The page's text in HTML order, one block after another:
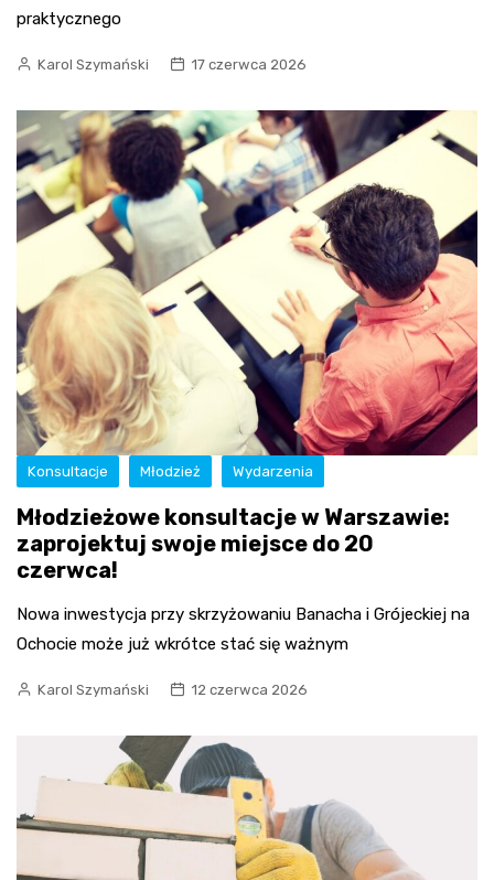
praktycznego
Karol Szymański 17 czerwca 2026
Konsultacje Młodzież Wydarzenia
Młodzieżowe konsultacje w Warszawie:
zaprojektuj swoje miejsce do 20
czerwca!
Nowa inwestycja przy skrzyżowaniu Banacha i Grójeckiej na
Ochocie może już wkrótce stać się ważnym
Karol Szymański 12 czerwca 2026